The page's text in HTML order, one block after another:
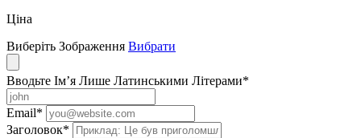
Ціна
Виберіть Зображення Вибрати
Вводьте Ім’я Лише Латинськими Літерами*
Email*
Заголовок*